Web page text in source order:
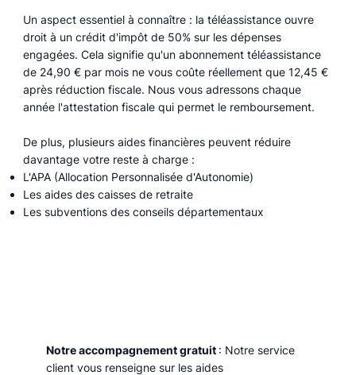
Un aspect essentiel à connaître : la téléassistance ouvre
droit à un crédit d'impôt de 50% sur les dépenses
engagées. Cela signifie qu'un abonnement téléassistance
de 24,90 € par mois ne vous coûte réellement que 12,45 €
après réduction fiscale. Nous vous adressons chaque
année l'attestation fiscale qui permet le remboursement.
De plus, plusieurs aides financières peuvent réduire
davantage votre reste à charge :
L'APA (Allocation Personnalisée d'Autonomie)
Les aides des caisses de retraite
Les subventions des conseils départementaux
Notre accompagnement gratuit : Notre service
client vous renseigne sur les aides